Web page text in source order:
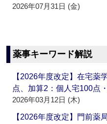
2026年07月31日 (金)
薬事キーワード解説
【2026年度改定】在宅薬
点、加算2：個人宅100点
2026年03月12日 (木)
【2026年度改定】門前薬